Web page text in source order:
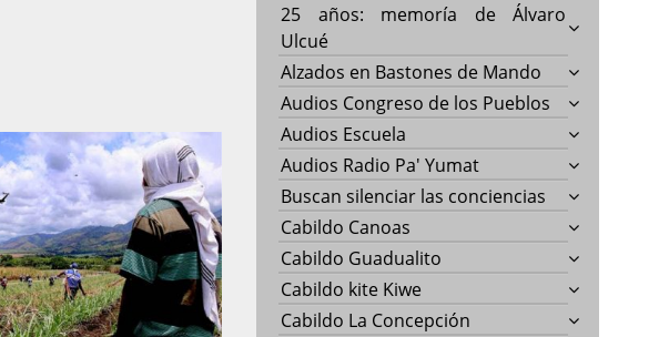
25 años: memoría de Álvaro
Ulcué
Alzados en Bastones de Mando
Audios Congreso de los Pueblos
Audios Escuela
Audios Radio Pa' Yumat
Buscan silenciar las conciencias
Cabildo Canoas
Cabildo Guadualito
Cabildo kite Kiwe
Cabildo La Concepción